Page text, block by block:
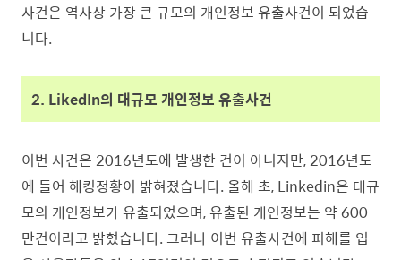
사건은 역사상 가장 큰 규모의 개인정보 유출사건이 되었습
니다.
2. LikedIn의 대규모 개인정보 유출사건
이번 사건은 2016년도에 발생한 건이 아니지만, 2016년도
에 들어 해킹정황이 밝혀졌습니다.올해 초, Linkedin은 대규
모의 개인정보가 유출되었으며, 유출된 개인정보는 약 600
만건이라고 밝혔습니다. 그러나 이번 유출사건에 피해를 입